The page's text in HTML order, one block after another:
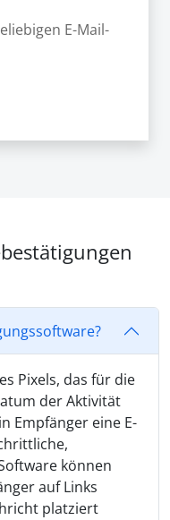
E-Mail-
Pixels, das für die
der Aktivität
Empfänger eine E-
können
auf Links
platziert